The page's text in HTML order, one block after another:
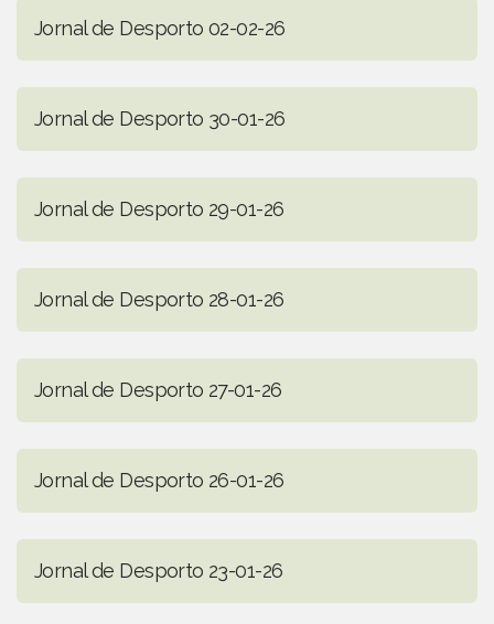
Jornal de Desporto 02-02-26
Jornal de Desporto 30-01-26
Jornal de Desporto 29-01-26
Jornal de Desporto 28-01-26
Jornal de Desporto 27-01-26
Jornal de Desporto 26-01-26
Jornal de Desporto 23-01-26